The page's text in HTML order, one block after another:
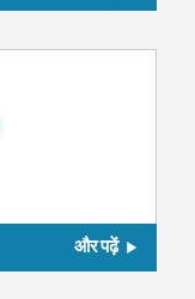
और पढ़ें